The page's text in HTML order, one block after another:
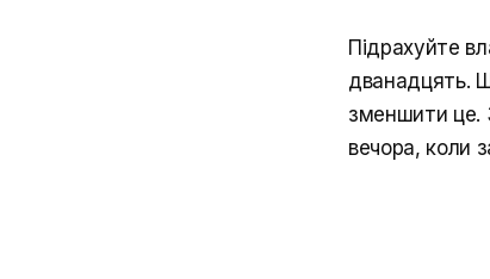
Підрахуйте
дванадцять.
зменшити це.
вечора, коли